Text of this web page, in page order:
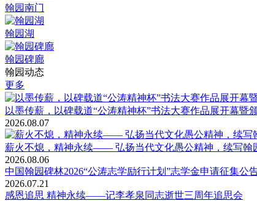
翰园南门
翰园湖
翰园碑廊
翰园动态
更多
以墨传薪，以碑载道“公涛精神杯”书法大赛作品展开幕暨
2026.08.07
薪火不熄，精神永续—— 弘扬当代文化愚公精神，续写翰
2026.08.06
中国翰园碑林2026“公涛志学励行计划”志学金申请征集公
2026.07.21
感恩追思 精神永续——记李孝泉同志逝世三周年追思会